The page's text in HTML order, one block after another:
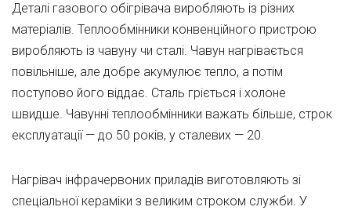
Деталі газового обігрівача виробляють із різних
матеріалів. Теплообмінники конвенційного пристрою
виробляють із чавуну чи сталі. Чавун нагрівається
повільніше, але добре акумулює тепло, а потім
поступово його віддає. Сталь гріється і холоне
швидше. Чавунні теплообмінники важать більше, строк
експлуатації — до 50 років, у сталевих — 20.
Нагрівач інфрачервоних приладів виготовляють зі
спеціальної кераміки з великим строком служби. У